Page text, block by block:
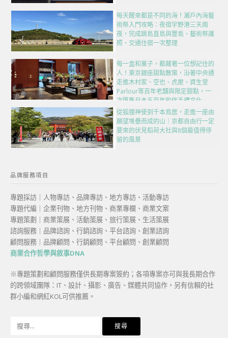
每天醒來都是不同的海！瀨戶內海藝
術祭入門攻略：夜宿宇野港三天兩
夜，完成跳島直島與豐島、藝術祭護
照、交通住宿一次整理
每一盒和菓子，都藏著一位想記住的
人！東京銀座甜點散策，沿著中央通
走進木村家、空也、虎屋、資生堂
Parlour等百年老舖與限定甜點，一
次匯集日本五百年的伴手禮文化
從狐狸神使到千本鳥居，走進一座由
願望堆疊而成的山｜京都自由行一定
要來的伏見稻荷大社與8個最值得停
留的風景
品牌服務項目
專題採訪｜人物專訪、品牌專訪、地方專訪、活動專訪
專題代編｜企業刊物、地方刊物、商業專欄、商業文案
專題策劃｜商業策展、活動策展、旅行策展、生活策展
諮詢服務｜品牌諮詢、行銷諮詢、平台諮詢、創業諮詢
顧問服務｜品牌顧問、行銷顧問、平台顧問、創業顧問
商業合作哲學與敘事DNA
※專題策劃和顧問服務僅供長期專案簽約；各項專案亦可與我長期合作
的跨領域團隊：IT、設計、攝影、廣告、媒體共同協作，另有信賴的社
群小編和網紅KOL可供推薦。